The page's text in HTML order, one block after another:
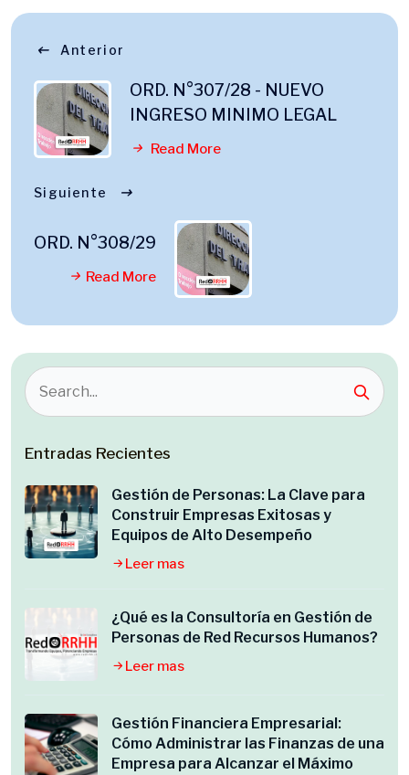
Anterior
ORD. N°307/28 - NUEVO
INGRESO MINIMO LEGAL
Read More
Siguiente
ORD. N°308/29
Read More
Entradas Recientes
Gestión de Personas: La Clave para
Construir Empresas Exitosas y
Equipos de Alto Desempeño
Leer mas
¿Qué es la Consultoría en Gestión de
Personas de Red Recursos Humanos?
Leer mas
Gestión Financiera Empresarial:
Cómo Administrar las Finanzas de una
Empresa para Alcanzar el Máximo